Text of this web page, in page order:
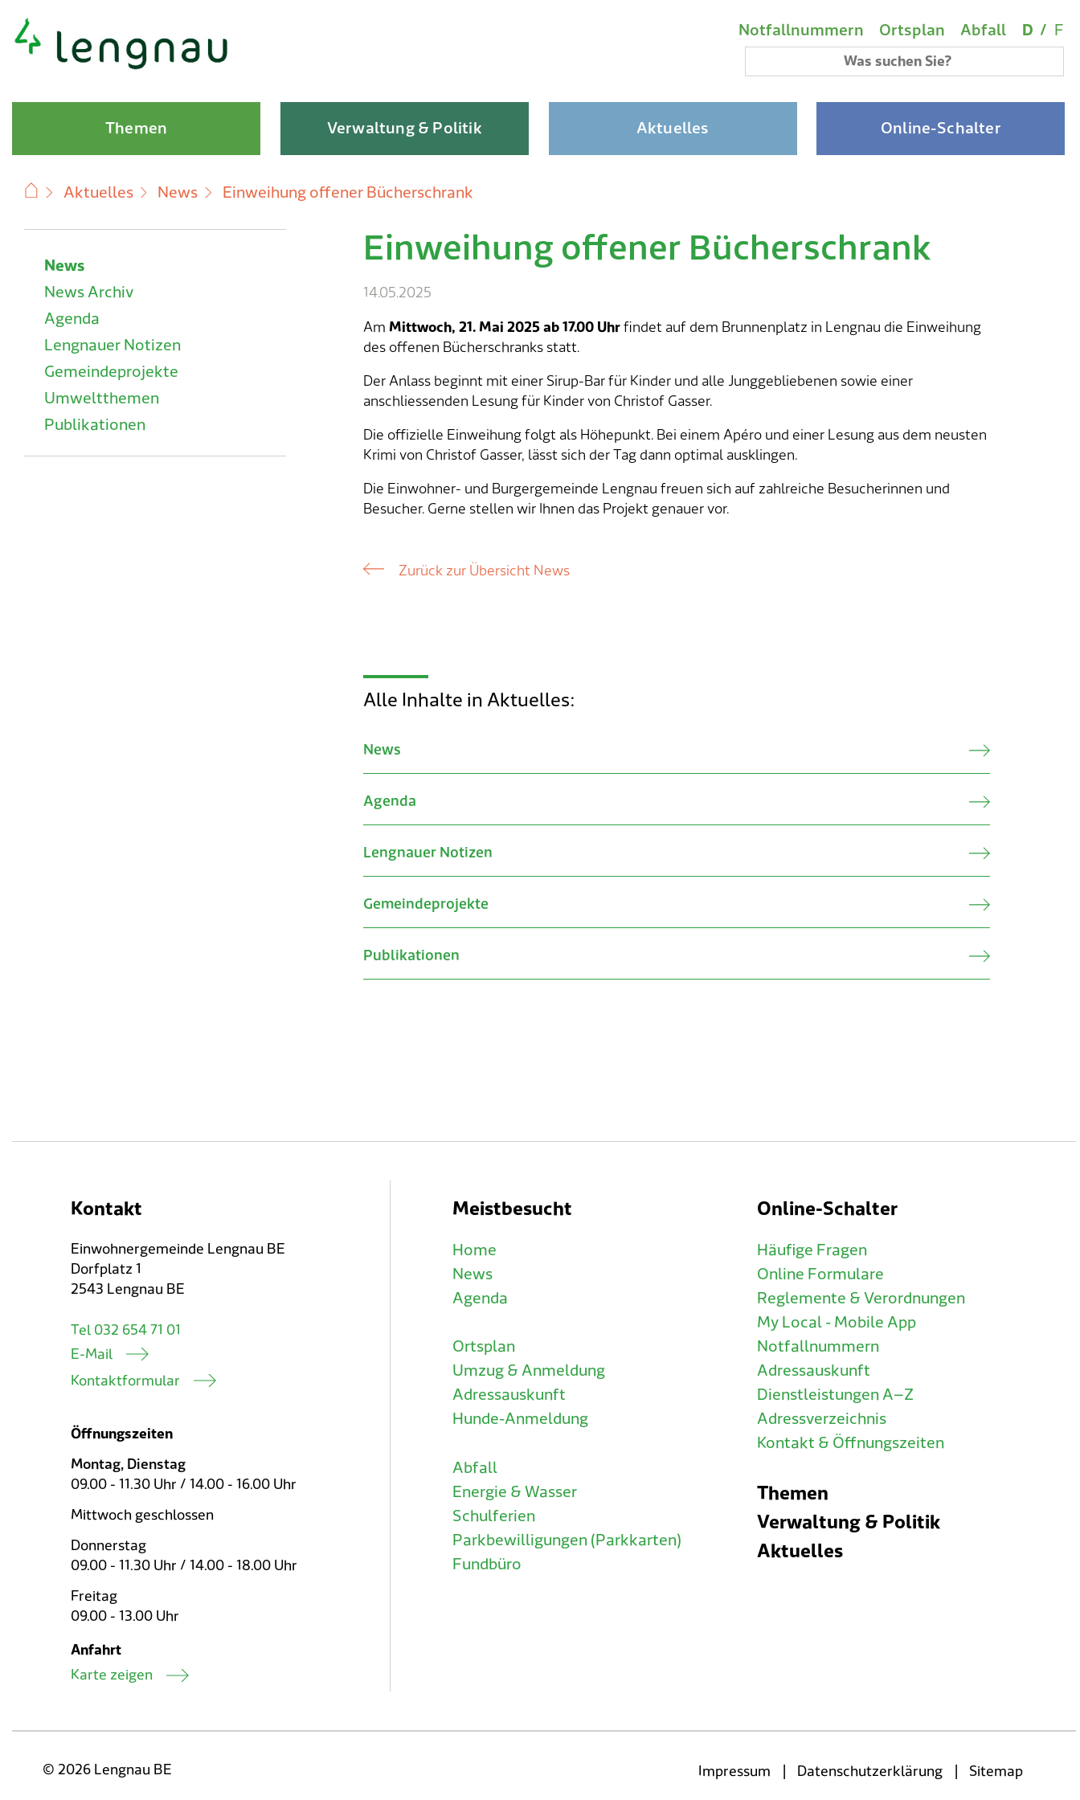
Schnellnavigation Metanavigation
Wichtige Links
Notfallnummern Ortsplan Abfall D / F
Hauptnavigation
Themen Verwaltung & Politik Aktuelles Online-Schalter
Aktuelles News Einweihung offener Bücherschrank
News
News Archiv
Agenda
Lengnauer Notizen
Gemeindeprojekte
Umweltthemen
Publikationen
Skip
to
content
Einweihung offener Bücherschrank
14.05.2025
Am Mittwoch, 21. Mai 2025 ab 17.00 Uhrfindet auf dem Brunnenplatz in Lengnau die Einweihung
des offenen Bücherschranks statt.
Der Anlass beginnt mit einer Sirup-Bar für Kinder und alle Junggebliebenen sowie einer
anschliessenden Lesung für Kinder von Christof Gasser.
Die offizielle Einweihung folgt als Höhepunkt. Bei einem Apéro und einer Lesung aus dem neusten
Krimi von Christof Gasser, lässt sich der Tag dann optimal ausklingen.
Die Einwohner- und Burgergemeinde Lengnau freuen sich auf zahlreiche Besucherinnen und
Besucher. Gerne stellen wir Ihnen das Projekt genauer vor.
Zurück zur Übersicht News
Alle Inhalte in Aktuelles:
News
Agenda
Lengnauer Notizen
Gemeindeprojekte
Publikationen
Kontakt
Einwohnergemeinde Lengnau BE
Dorfplatz 1
2543 Lengnau BE
Tel 032 654 71 01
E-Mail
Kontaktformular
Öffnungszeiten
Montag, Dienstag
09.00 - 11.30 Uhr / 14.00 - 16.00 Uhr
Mittwoch geschlossen
Donnerstag
09.00 - 11.30 Uhr / 14.00 - 18.00 Uhr
Freitag
09.00 - 13.00 Uhr
Anfahrt
Karte zeigen
Meistbesucht
Home
News
Agenda
Ortsplan
Umzug & Anmeldung
Adressauskunft
Hunde-Anmeldung
Abfall
Energie & Wasser
Schulferien
Parkbewilligungen (Parkkarten)
Fundbüro
Online-Schalter
Häufige Fragen
Online Formulare
Reglemente & Verordnungen
My Local - Mobile App
Notfallnummern
Adressauskunft
Dienstleistungen A–Z
Adressverzeichnis
Kontakt & Öffnungszeiten
Themen
Verwaltung & Politik
Aktuelles
© 2026 Lengnau BE Impressum | Datenschutzerklärung | Sitemap